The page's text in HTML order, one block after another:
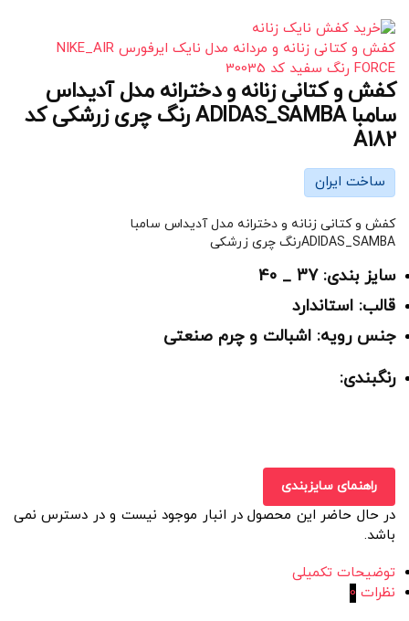
کفش و کتانی زنانه و مردانه مدل نایک ایرفورس NIKE_AIR
FORCE رنگ سفید کد 30035
کفش و کتانی زنانه و دخترانه مدل آدیداس
سامبا ADIDAS_SAMBA رنگ چری زرشکی کد
A182
ساخت ایران
کفش و کتانی زنانه و دخترانه مدل آدیداس سامبا
ADIDAS_SAMBAرنگ چری زرشکی
سایز بندی: 37 _ 40
قالب: استاندارد
جنس رویه: اشبالت و چرم صنعتی
رنگبندی:
راهنمای سایزبندی
در حال حاضر این محصول در انبار موجود نیست و در دسترس نمی
باشد.
توضیحات تکمیلی
نظرات 0